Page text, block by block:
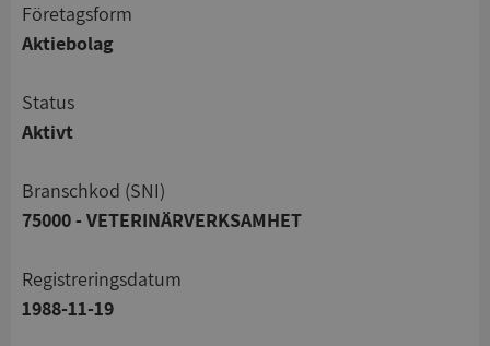
företagsform
Aktiebolag
status
Aktivt
branschkod (SNI)
75000 - VETERINÄRVERKSAMHET
registreringsdatum
1988-11-19